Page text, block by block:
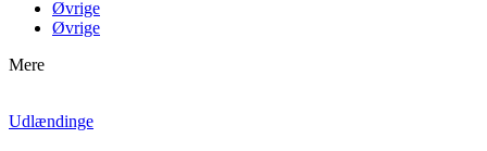
Øvrige
Øvrige
Mere
Udlændinge